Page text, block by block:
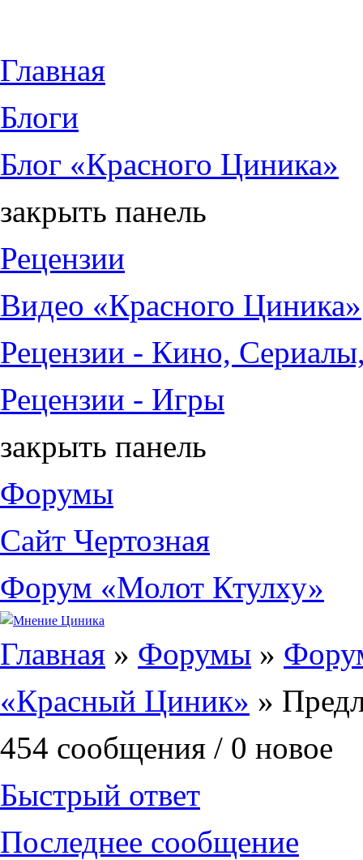
Главная
Блоги
Блог «Красного Циника»
закрыть панель
Рецензии
Видео «Красного Циника»
Рецензии - Кино,
Рецензии - Игры
закрыть панель
Форумы
Сайт Чертозная
Форум «Молот Ктулху»
Главная » Форумы »
«Красный Циник» »
454 сообщения / 0 новое
Быстрый ответ
Последнее сообщение